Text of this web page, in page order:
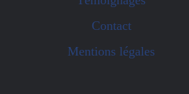
Contact
Mentions légales